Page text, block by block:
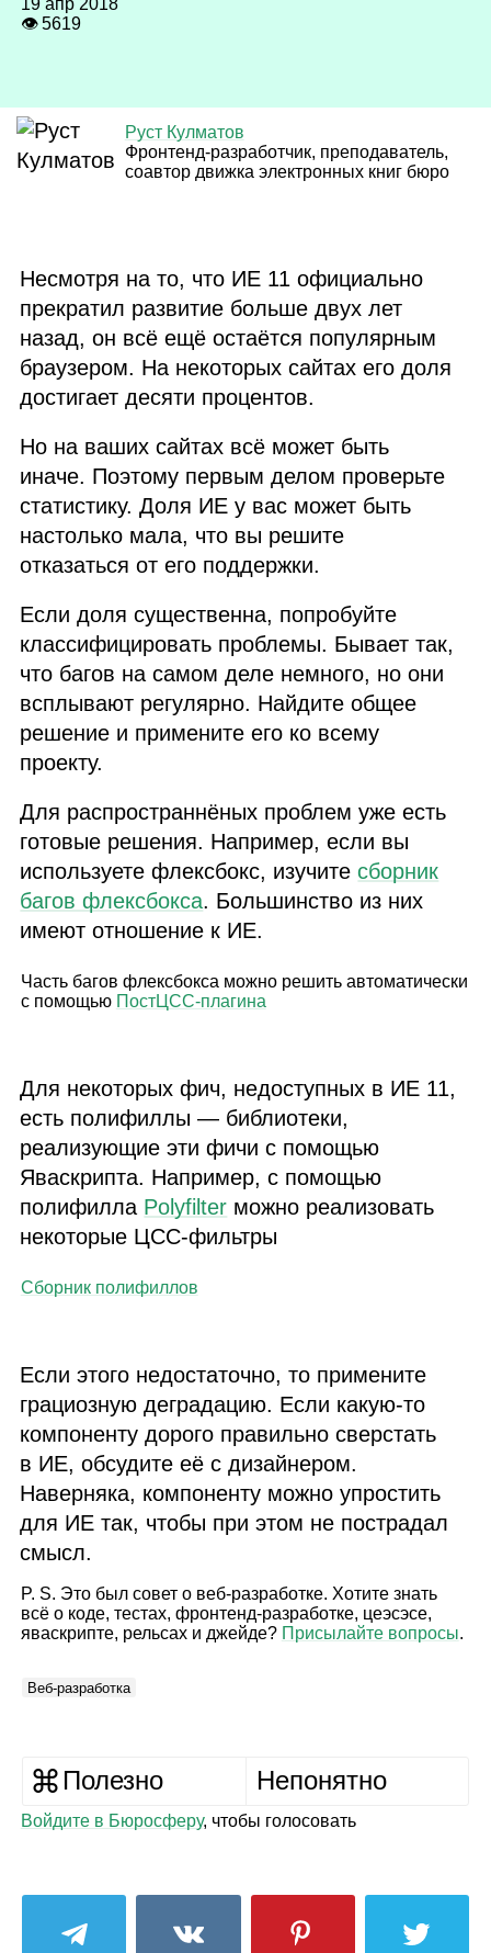
19 апр 2018
👁 5619
Руст Кулматов
Фронтенд‑разработчик, преподаватель,
соавтор движка электронных книг бюро
Несмотря на то, что ИЕ 11 официально
прекратил развитие больше двух лет
назад, он всё ещё остаётся популярным
браузером. На некоторых сайтах его доля
достигает десяти процентов.
Но на ваших сайтах всё может быть
иначе. Поэтому первым делом проверьте
статистику. Доля ИЕ у вас может быть
настолько мала, что вы решите
отказаться от его поддержки.
Если доля существенна, попробуйте
классифицировать проблемы. Бывает так,
что багов на самом деле немного, но они
всплывают регулярно. Найдите общее
решение и примените его ко всему
проекту.
Для распространнёных проблем уже есть
готовые решения. Например, если вы
используете флексбокс, изучитесборник
багов флексбокса. Большинство из них
имеют отношение к ИЕ.
Часть багов флексбокса можно решить автоматически
с помощью ПостЦСС‑плагина
Для некоторых фич, недоступных в ИЕ 11,
есть полифиллы — библиотеки,
реализующие эти фичи с помощью
Яваскрипта. Например, с помощью
полифилла Polyfilter можно реализовать
некоторые ЦСС‑фильтры
Сборник полифиллов
Если этого недостаточно, то примените
грациозную деградацию. Если какую‑то
компоненту дорого правильно сверстать
в ИЕ, обсудите её с дизайнером.
Наверняка, компоненту можно упростить
для ИЕ так, чтобы при этом не пострадал
смысл.
P. S. Это был совет о веб‑разработке. Хотите знать
всё о коде, тестах, фронтенд‑разработке, цеэсэсе,
яваскрипте, рельсах и джейде? Присылайте вопросы.
Веб‑разработка
Полезно Непонятно
Войдите в Бюросферу, чтобы голосовать